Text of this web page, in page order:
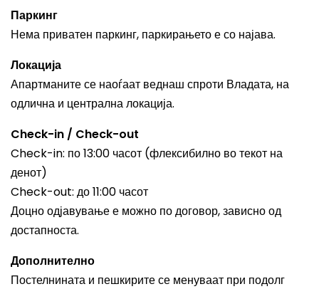
Паркинг
Нема приватен паркинг, паркирањето е со најава.
Локација
Апартманите се наоѓаат веднаш спроти Владата, на
одлична и централна локација.
Check-in / Check-out
Check-in: по 13:00 часот (флексибилно во текот на
денот)
Check-out: до 11:00 часот
Доцно одјавување е можно по договор, зависно од
достапноста.
Дополнително
Постелнината и пешкирите се менуваат при подолг